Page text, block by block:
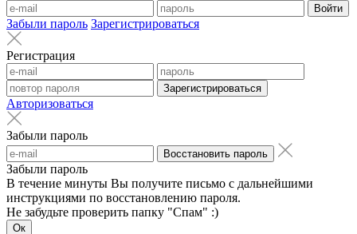
Войти
Забыли пароль Зарегистрироваться
Регистрация
Зарегистрироваться
Авторизоваться
Забыли пароль
Восстановить пароль
Забыли пароль
В течение минуты Вы получите письмо с дальнейшими
инструкциями по восстановлению пароля.
Не забудьте проверить папку "Спам" :)
Ок